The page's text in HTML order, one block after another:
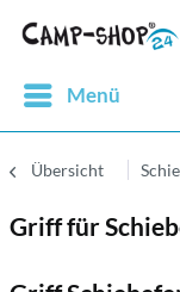
Menü
Übersicht
Griff für